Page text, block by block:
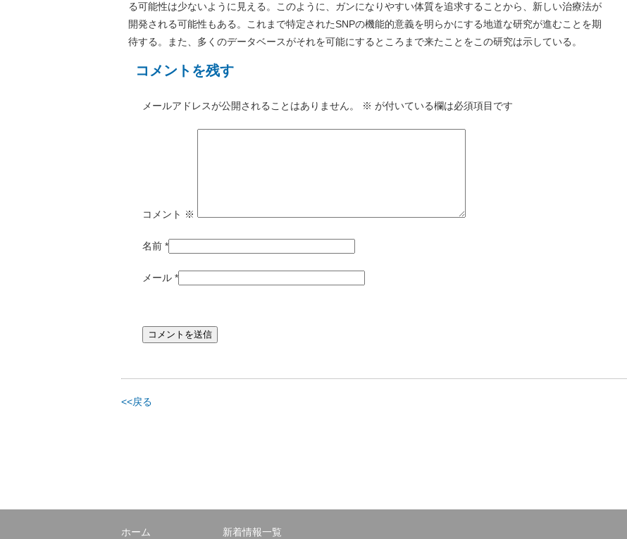
る可能性は少ないように見える。このように、ガンになりやすい体質を追求することから、新しい治療法が
開発される可能性もある。これまで特定されたSNPの機能的意義を明らかにする地道な研究が進むことを期
待する。また、多くのデータベースがそれを可能にするところまで来たことをこの研究は示している。
コメントを残す
メールアドレスが公開されることはありません。 ※ が付いている欄は必須項目です
コメント ※
名前 *
メール *
<<戻る
ホーム 新着情報一覧